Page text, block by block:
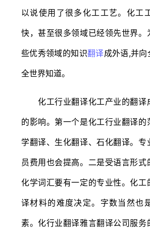
以说使用了很多化工工艺。化工
快，甚至很多领域已经领先世界。
些优秀领域的知识翻译成外语,并
全世界知道。
化工行业翻译化工产业的翻译
的影响。第一个是化工行业翻译的
学翻译、生化翻译、石化翻译。专
员费用也会提高。二是受语言形式
化学词汇要有一定的专业性。化工
译材料的难度决定。字数当然也
素。化行业翻译雅言翻译公司服务